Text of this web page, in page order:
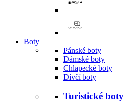
Boty
Pánské boty
Dámské boty
Chlapecké boty
Dívčí boty
Turistické boty